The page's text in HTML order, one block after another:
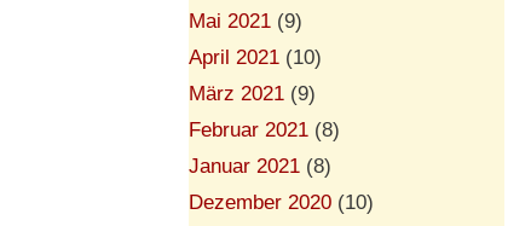
Mai 2021 (9)
April 2021 (10)
März 2021 (9)
Februar 2021 (8)
Januar 2021 (8)
Dezember 2020 (10)